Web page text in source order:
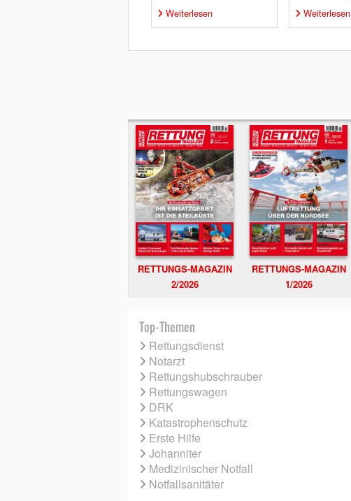
Weiterlesen Weiterlesen
RETTUNGS-MAGAZIN
2/2026
RETTUNGS-MAGAZIN
1/2026
Top-Themen
Rettungsdienst
Notarzt
Rettungshubschrauber
Rettungswagen
DRK
Katastrophenschutz
Erste Hilfe
Johanniter
Medizinischer Notfall
Notfallsanitäter